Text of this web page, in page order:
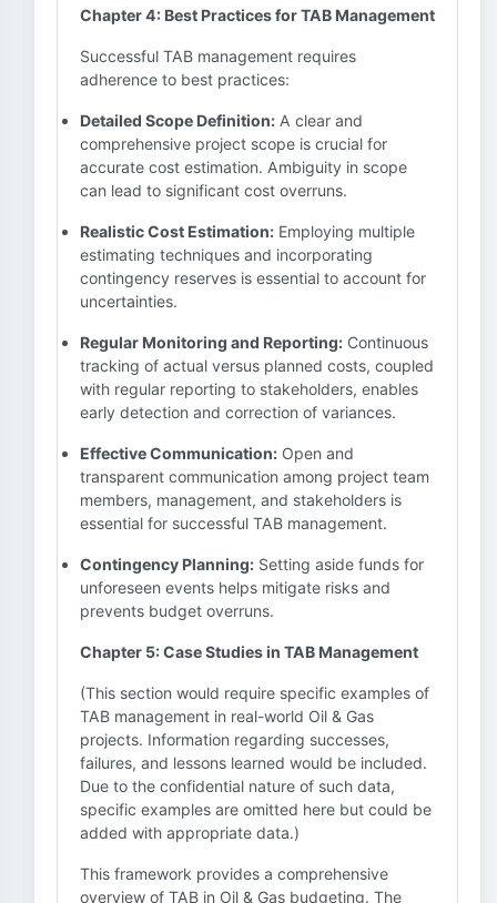
Chapter 4: Best Practices for TAB Management
Successful TAB management requires
adherence to best practices:
Detailed Scope Definition: A clear and
comprehensive project scope is crucial for
accurate cost estimation. Ambiguity in scope
can lead to significant cost overruns.
Realistic Cost Estimation: Employing multiple
estimating techniques and incorporating
contingency reserves is essential to account for
uncertainties.
Regular Monitoring and Reporting: Continuous
tracking of actual versus planned costs, coupled
with regular reporting to stakeholders, enables
early detection and correction of variances.
Effective Communication: Open and
transparent communication among project team
members, management, and stakeholders is
essential for successful TAB management.
Contingency Planning: Setting aside funds for
unforeseen events helps mitigate risks and
prevents budget overruns.
Chapter 5: Case Studies in TAB Management
(This section would require specific examples of
TAB management in real-world Oil & Gas
projects. Information regarding successes,
failures, and lessons learned would be included.
Due to the confidential nature of such data,
specific examples are omitted here but could be
added with appropriate data.)
This framework provides a comprehensive
overview of TAB in Oil & Gas budgeting. The